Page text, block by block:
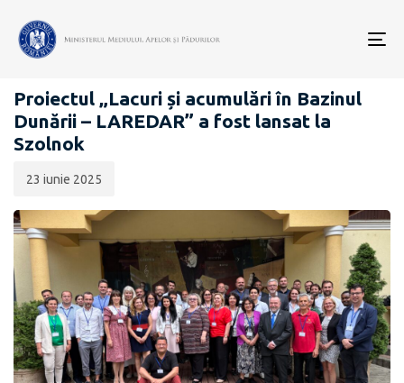
LAREDAR
Proiectul „Lacuri și acumulări în Bazinul
Dunării – LAREDAR” a fost lansat la
Szolnok
publicării:
23 iunie 2025